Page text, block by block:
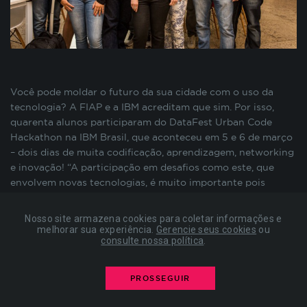
Nosso site armazena cookies para coletar informações e
melhorar sua experiência. Gerencie seus cookies ou
consulte nossa política
PROSSEGUIR
Você pode moldar o futuro da sua cidade com o uso da
tecnologia? A FIAP e a IBM acreditam que sim. Por isso,
quarenta alunos participaram do DataFest Urban Code
Hackathon na IBM Brasil, que aconteceu em 5 e 6 de março
– dois dias de muita codificação, aprendizagem, networking
e inovação! “A participação em desafios como este, que
envolvem novas tecnologias, é muito importante pois
Scarpioni, coordenador do curso de Sistemas de
Informação.
tecnologia para ter uma cidade dos sonhos?”. Os
participantes foram divididos em grupos e imediatamente
preenchimento de formulários, contagem de
visitas para a medição de performance de
páginas, entre outros. Todos armazenados sem a
possibilidade de identificação pessoal. Ao
funcionar.
COOKIES DE PUBLICIDADE
Estes cookies são estabelecidos por nossos
compor um perfil sobre seus interesses e, a partir
disso, mostrar anúncios relevantes para você em
outros sites. As informações armazenadas são